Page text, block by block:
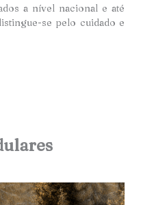
a nível nacional e até
se pelo cuidado e